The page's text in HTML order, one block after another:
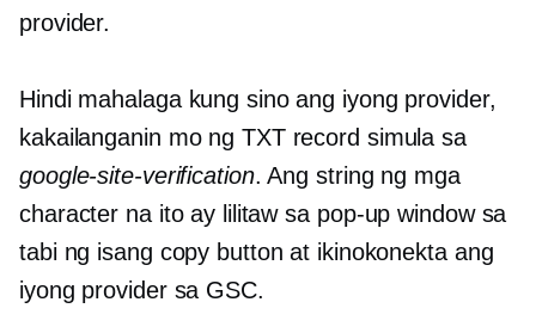
provider.
Hindi mahalaga kung sino ang iyong provider,
kakailanganin mo ng TXT record simula sa
google-site-verification. Ang string ng mga
character na ito ay lilitaw sa pop-up window sa
tabi ng isang copy button at ikinokonekta ang
iyong provider sa GSC.